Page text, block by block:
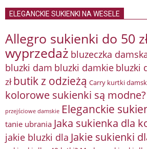
ELEGANCKIE SUKIENKI NA WESELE
Allegro sukienki do 50
wyprzedaż bluzeczka
bluzki dam bluzki damkie bluzki
zł butik z odzieżą Carry kurtki
kolorowe sukienki są modne?
przejściowe damskie Eleganckie
tanie ubrania Jaka sukienka dla
jakie bluzki dla Jakie sukienki